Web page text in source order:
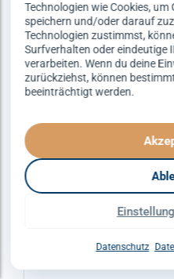
Technologien wie Cookies,
speichern und/oder darauf
Technologien zustimmst,
Surfverhalten oder eindeutige
verarbeiten. Wenn du deine
zurückziehst, können
beeinträchtigt werden.
Datenschutz
ERFURT DISCOFOX
Discofox –
können
auf
der
Produktseite
gewählt